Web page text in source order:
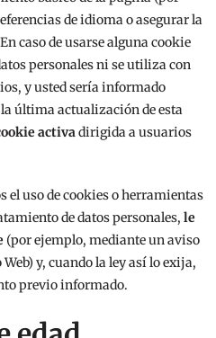
de idioma o asegurar la
caso de usarse alguna cookie
personales ni se utiliza con
y usted sería informado
última actualización de esta
activadirigida a usuarios
el uso de cookies o herramientas
de datos personales,le
(por ejemplo, mediante un aviso
y, cuando la ley así lo exija,
previo informado.